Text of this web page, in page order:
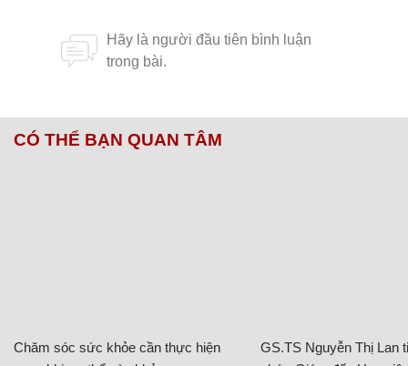
CÓ THỂ BẠN QUAN TÂM
Chăm sóc sức khỏe cần thực hiện
GS.TS Nguyễn Thị Lan